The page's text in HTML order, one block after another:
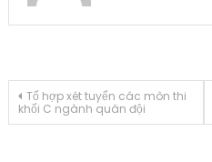
Điều
Tổ hợp xét tuyển các môn thi
khối C ngành quân đội